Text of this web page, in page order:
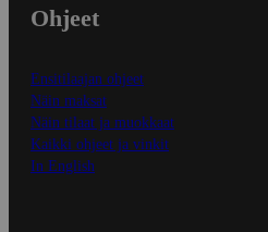
Ohjeet
Ensitilaajan ohjeet
Näin maksat
Näin tilaat ja muokkaat
Kaikki ohjeet ja vinkit
In English